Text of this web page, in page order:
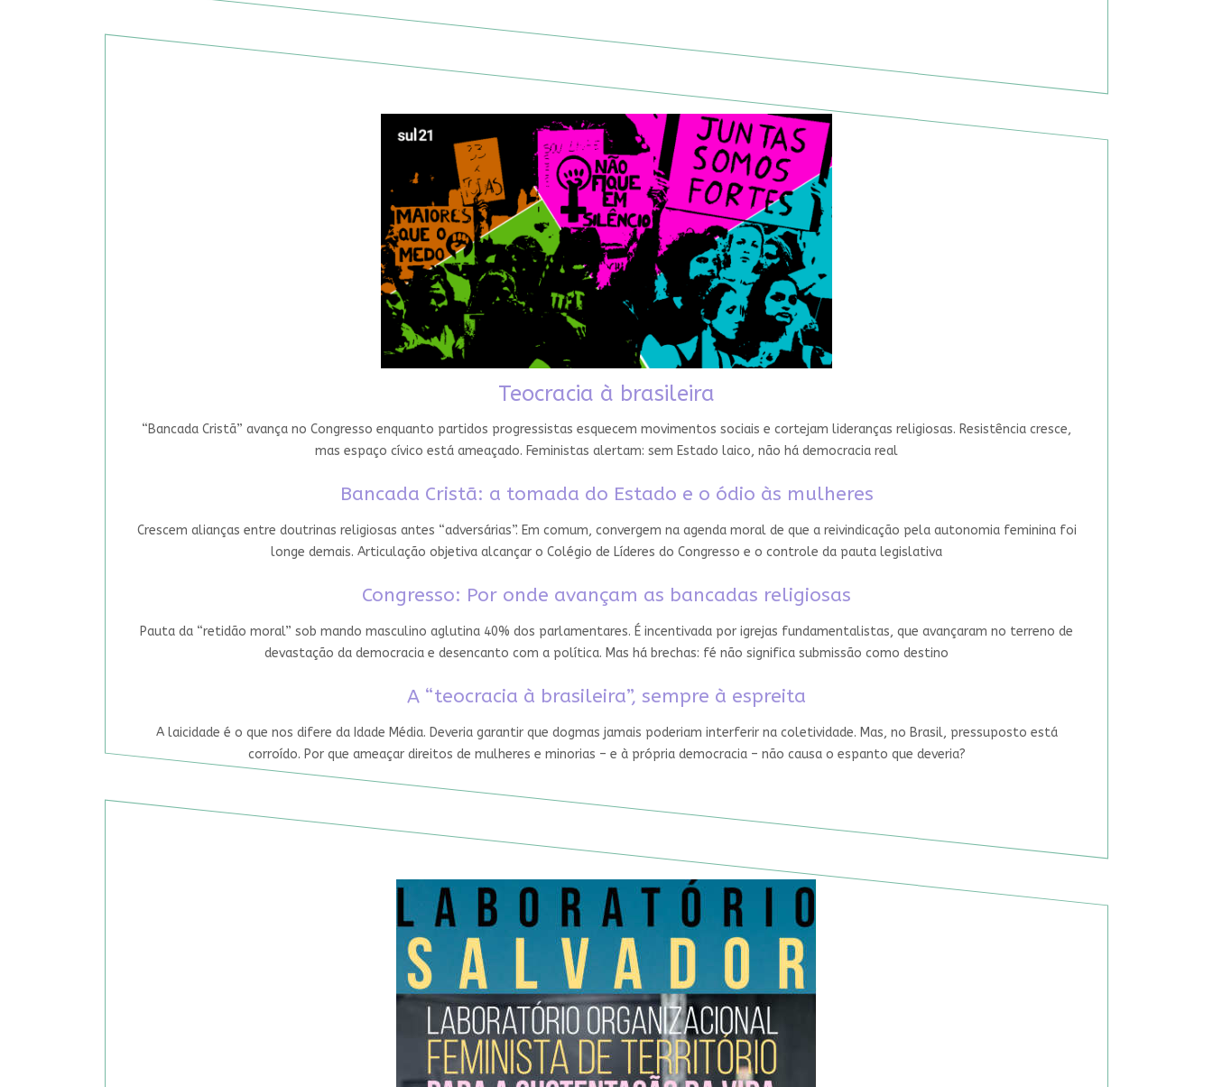
Teocracia à brasileira
“Bancada Cristã” avança no Congresso enquanto partidos progressistas esquecem movimentos sociais e cortejam lideranças religiosas. Resistência cresce,
mas espaço cívico está ameaçado. Feministas alertam: sem Estado laico, não há democracia real
Bancada Cristã: a tomada do Estado e o ódio às mulheres
Crescem alianças entre doutrinas religiosas antes “adversárias”. Em comum, convergem na agenda moral de que a reivindicação pela autonomia feminina foi
longe demais. Articulação objetiva alcançar o Colégio de Líderes do Congresso e o controle da pauta legislativa
Congresso: Por onde avançam as bancadas religiosas
Pauta da “retidão moral” sob mando masculino aglutina 40% dos parlamentares. É incentivada por igrejas fundamentalistas, que avançaram no terreno de
devastação da democracia e desencanto com a política. Mas há brechas: fé não significa submissão como destino
A “teocracia à brasileira”, sempre à espreita
A laicidade é o que nos difere da Idade Média. Deveria garantir que dogmas jamais poderiam interferir na coletividade. Mas, no Brasil, pressuposto está
corroído. Por que ameaçar direitos de mulheres e minorias – e à própria democracia – não causa o espanto que deveria?